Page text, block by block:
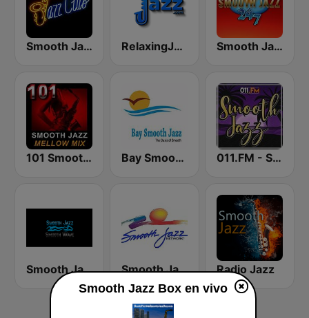
Smooth Jazz Tri-Cities WA RelaxingJazz.com - Smooth Jazz Smooth Jazz 247
101 Smooth Jazz Mellow Mix Bay Smooth Jazz 011.FM - Smooth Jazz
Smooth Jazz Smooth Wave Smooth Jazz Network Radio Jazz
Smooth Jazz Box en vivo